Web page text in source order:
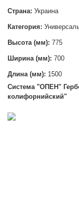
Страна: Украина
Категория:
Высота (мм): 775
Ширина (мм): 700
Длина (мм): 1500
Система "ОПЕН"
колифорнийский"